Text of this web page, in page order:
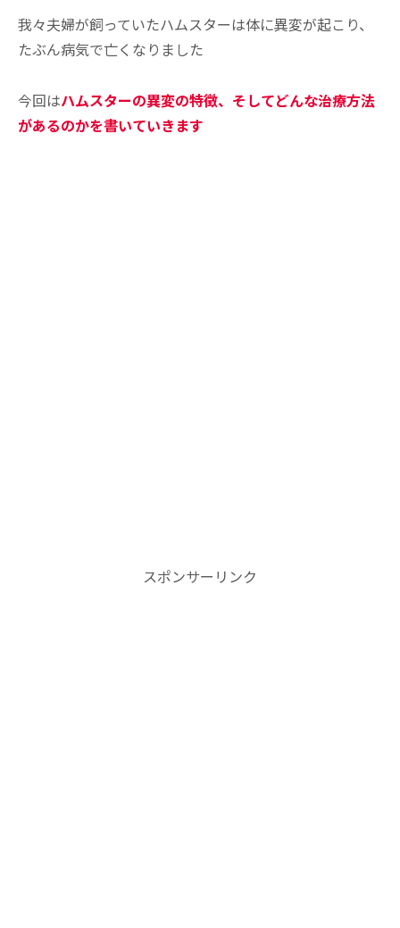
我々夫婦が飼っていたハムスターは体に異変が起こり、
たぶん病気で亡くなりました
今回はハムスターの異変の特徴、そしてどんな治療方法
があるのかを書いていきます
スポンサーリンク